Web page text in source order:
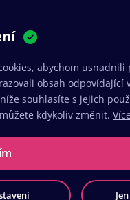
abychom usnadnili
obsah odpovídající
souhlasíte s jejich
kdykoliv změnit.